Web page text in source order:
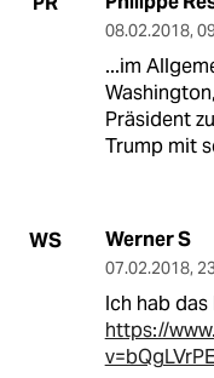
08.02.2018,
...im
Präsident
Trump mit
WS Werner S
07.02.2018,
Ich hab
https://